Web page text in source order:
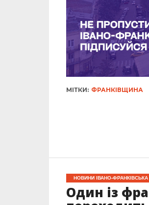
МІТКИ: ФРАНКІВЩИНА
НОВИНИ ІВАНО-ФРАНКІВСЬКА
Один із